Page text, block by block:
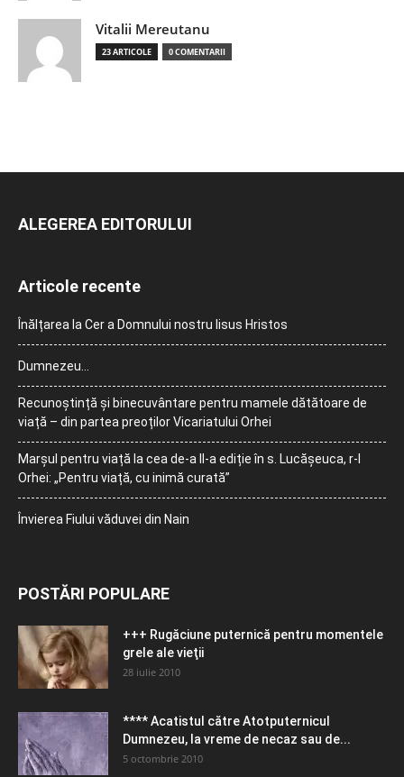
Vitalii Mereutanu
23 ARTICOLE 0 COMENTARII
ALEGEREA EDITORULUI
Articole recente
Înălțarea la Cer a Domnului nostru Iisus Hristos
Dumnezeu…
Recunoștință și binecuvântare pentru mamele dătătoare de
viață – din partea preoților Vicariatului Orhei
Marșul pentru viață la cea de-a II-a ediție în s. Lucășeuca, r-l
Orhei: „Pentru viață, cu inimă curată”
Învierea Fiului văduvei din Nain
POSTĂRI POPULARE
+++ Rugăciune puternică pentru momentele
grele ale vieţii
28 iulie 2010
**** Acatistul către Atotputernicul
Dumnezeu, la vreme de necaz sau de...
5 octombrie 2010